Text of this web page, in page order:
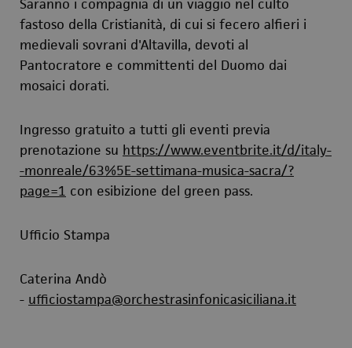
Saranno i compagnia di un viaggio nel culto
fastoso della Cristianità, di cui si fecero alfieri i
medievali sovrani d'Altavilla, devoti al
Pantocratore e committenti del Duomo dai
mosaici dorati.
Ingresso gratuito a tutti gli eventi previa
prenotazione su https://www.eventbrite.it/d/italy-
-monreale/63%5E-settimana-musica-sacra/?
page=1 con esibizione del green pass.
Ufficio Stampa
Caterina Andò
- ufficiostampa@orchestrasinfonicasiciliana.it